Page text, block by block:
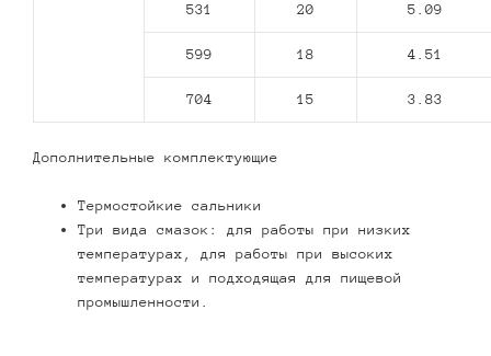
531 20 5.09
599 18 4.51
704 15 3.83
Дополнительные комплектующие
Термостойкие сальники
Три вида смазок: для работы при низких
температурах, для работы при высоких
температурах и подходящая для пищевой
промышленности.